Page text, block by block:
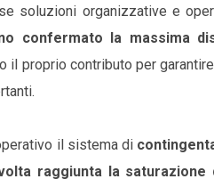
soluzioni organizzative e
confermato la massima
il proprio contributo per
il sistema di
raggiunta la